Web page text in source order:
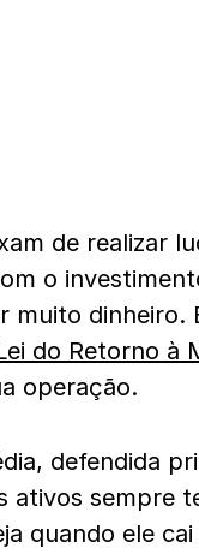
de realizar
o
muito dinheiro.
do Retorno à
operação.
defendida
ativos sempre
quando ele